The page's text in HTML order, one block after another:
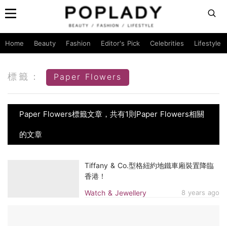
Home Beauty Fashion Editor's Pick Celebrities Lifestyle
標籤： Paper Flowers
Paper Flowers標籤文章，共有1則Paper Flowers相關
的文章
Watch & Jewellery 8 years ago
Tiffany & Co.型格紐約地鐵車廂裝置降臨
香港！